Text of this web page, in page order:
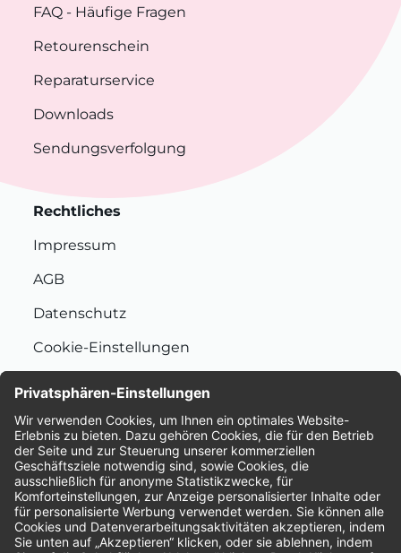
FAQ - Häufige Fragen
Retourenschein
Reparaturservice
Downloads
Sendungsverfolgung
Rechtliches
Impressum
AGB
Datenschutz
Cookie-Einstellungen
Bewertungen